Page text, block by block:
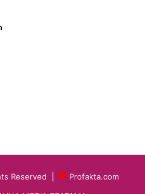
Reserved |
Profakta.com